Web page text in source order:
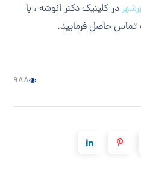
در کلینیک دکتر انوشه ، با
988